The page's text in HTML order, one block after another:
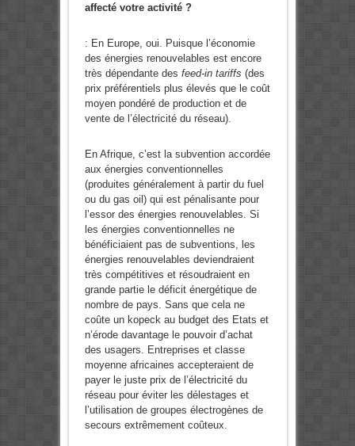
affecté votre activité ?
: En Europe, oui. Puisque l’économie
des énergies renouvelables est encore
très dépendante des feed-in tariffs (des
prix préférentiels plus élevés que le coût
moyen pondéré de production et de
vente de l’électricité du réseau).
En Afrique, c’est la subvention accordée
aux énergies conventionnelles
(produites généralement à partir du fuel
ou du gas oil) qui est pénalisante pour
l’essor des énergies renouvelables. Si
les énergies conventionnelles ne
bénéficiaient pas de subventions, les
énergies renouvelables deviendraient
très compétitives et résoudraient en
grande partie le déficit énergétique de
nombre de pays. Sans que cela ne
coûte un kopeck au budget des Etats et
n’érode davantage le pouvoir d’achat
des usagers. Entreprises et classe
moyenne africaines accepteraient de
payer le juste prix de l’électricité du
réseau pour éviter les délestages et
l’utilisation de groupes électrogènes de
secours extrêmement coûteux.